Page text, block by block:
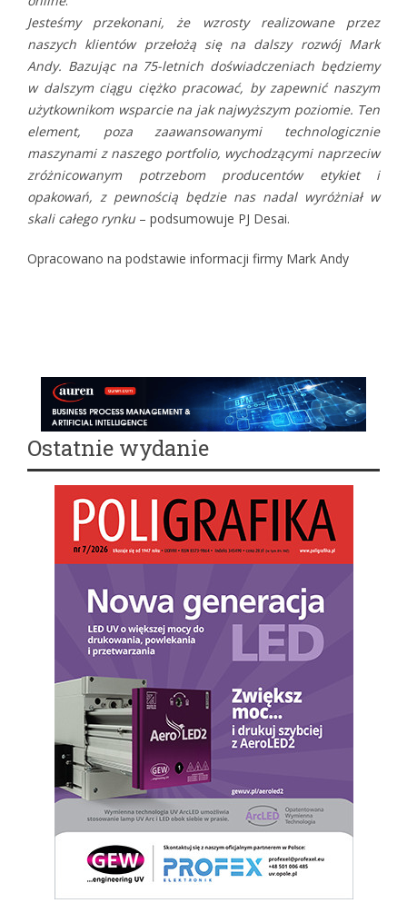
Jesteśmy przekonani, że wzrosty realizowane przez
naszych klientów przełożą się na dalszy rozwój Mark
Andy. Bazując na 75-letnich doświadczeniach będziemy
w dalszym ciągu ciężko pracować, by zapewnić naszym
użytkownikom wsparcie na jak najwyższym poziomie. Ten
element, poza zaawansowanymi technologicznie
maszynami z naszego portfolio, wychodzącymi naprzeciw
zróżnicowanym potrzebom producentów etykiet i
opakowań, z pewnością będzie nas nadal wyróżniał w
skali całego rynku – podsumowuje PJ Desai.
Opracowano na podstawie informacji firmy Mark Andy
Ostatnie wydanie